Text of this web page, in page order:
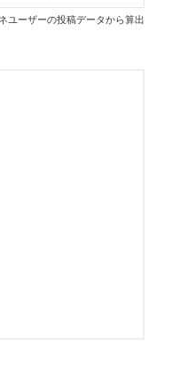
ユーザーの投稿データから算出